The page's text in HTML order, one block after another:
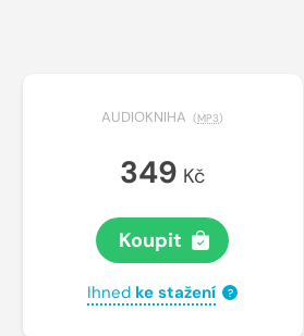
AUDIOKNIHA (MP3)
349 Kč
Koupit
Ihned ke stažení ?